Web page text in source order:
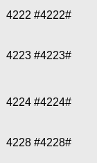
4222 #4222#
4223 #4223#
4224 #4224#
4228 #4228#